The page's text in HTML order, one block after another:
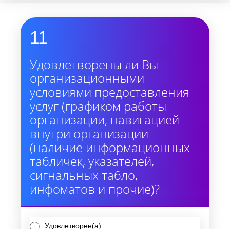
11
Удовлетворены ли Вы
организационными
условиями предоставления
услуг (графиком работы
организации, навигацией
внутри организации
(наличие информационных
табличек, указателей,
сигнальных табло,
инфоматов и прочие)?
Удовлетворен(а)